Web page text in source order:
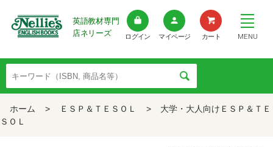
英語教材専門
店ネリーズ
ログイン マイページ カート MENU
ホーム > ＥＳＰ＆ＴＥＳＯＬ >
大学・大人向けＥＳＰ＆ＴＥ
ＳＯＬ